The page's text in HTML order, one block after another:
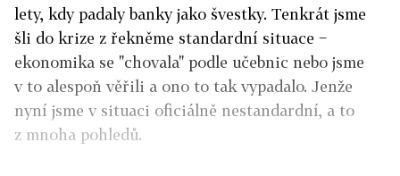
lety, kdy padaly banky jako švestky. Tenkrát jsme
šli do krize z řekněme standardní situace −
ekonomika se "chovala" podle učebnic nebo jsme
v to alespoň věřili a ono to tak vypadalo. Jenže
nyní jsme v situaci oficiálně nestandardní, a to
z mnoha pohledů.